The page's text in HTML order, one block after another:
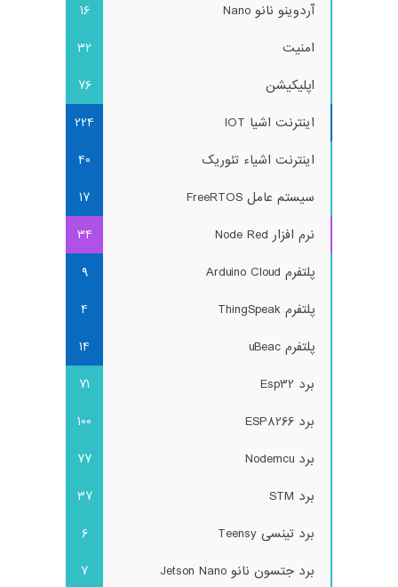
آردوینو نانو Nano
16
امنیت
32
اپلیکیشن
76
اینترنت اشیا IOT
224
اینترنت اشیاء تئوریک
40
سیستم عامل FreeRTOS
17
نرم افزار Node Red
34
پلتفرم Arduino Cloud
9
پلتفرم ThingSpeak
4
پلتفرم uBeac
14
برد Esp32
71
برد ESP8266
100
برد Nodemcu
77
برد STM
37
برد تینسی Teensy
6
برد جتسون نانو Jetson Nano
7